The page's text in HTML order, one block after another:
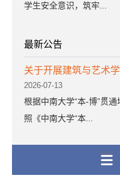
学生安全意识，筑牢...
最新公告
2026-07-13
根据中南大学“本-博”贯
照《中南大学“本...